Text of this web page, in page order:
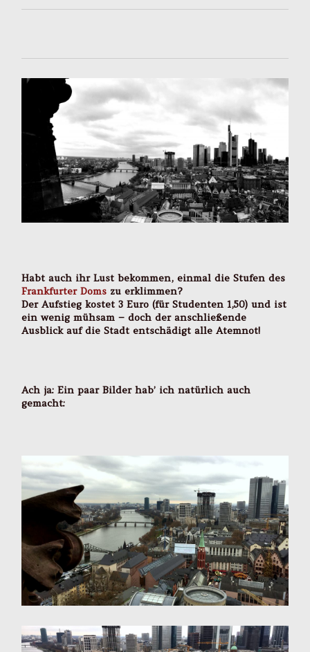
Habt auch ihr Lust bekommen, einmal die Stufen des
Frankfurter Doms zu erklimmen?
Der Aufstieg kostet 3 Euro (für Studenten 1,50) und ist
ein wenig mühsam – doch der anschließende
Ausblick auf die Stadt entschädigt alle Atemnot!
Ach ja: Ein paar Bilder hab’ ich natürlich auch
gemacht: